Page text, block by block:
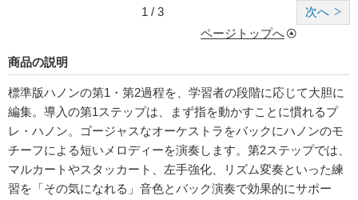
次へ
1 / 3
ページトップへ
商品の説明
標準版ハノンの第1・第2過程を、学習者の段階に応じて大胆に
編集。導入の第1ステップは、まず指を動かすことに慣れるプ
レ・ハノン。ゴージャスなオーケストラをバックにハノンのモ
チーフによる短いメロディーを演奏します。第2ステップでは、
マルカートやスタッカート、左手強化、リズム変奏といった練
習を「その気になれる」音色とバック演奏で効果的にサポー